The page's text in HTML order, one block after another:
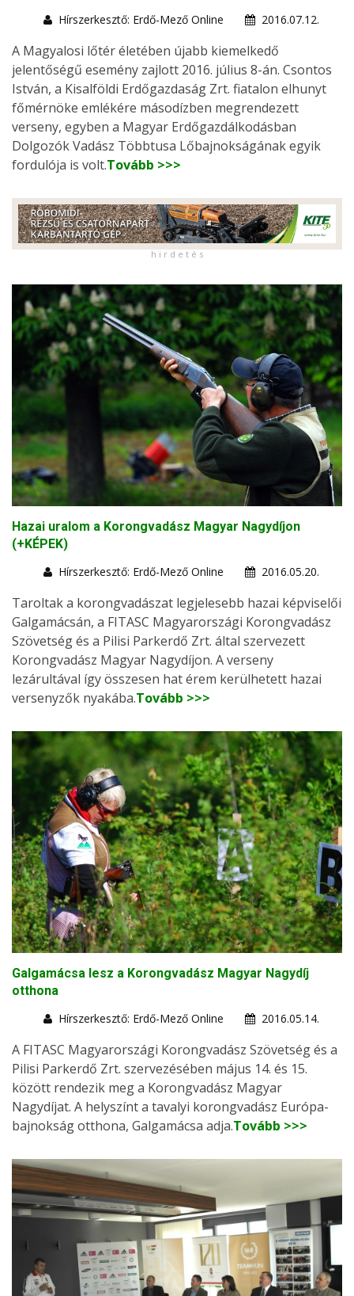
Hírszerkesztő: Erdő-Mező Online
2016.07.12.
A Magyalosi lőtér életében újabb kiemelkedő
jelentőségű esemény zajlott 2016. július 8-án. Csontos
István, a Kisalföldi Erdőgazdaság Zrt. fiatalon elhunyt
főmérnöke emlékére másodízben megrendezett
verseny, egyben a Magyar Erdőgazdálkodásban
Dolgozók Vadász Többtusa Lőbajnokságának egyik
fordulója is volt.Tovább >>>
h i r d e t é s
Hazai uralom a Korongvadász Magyar Nagydíjon
(+KÉPEK)
Hírszerkesztő: Erdő-Mező Online
2016.05.20.
Taroltak a korongvadászat legjelesebb hazai képviselői
Galgamácsán, a FITASC Magyarországi Korongvadász
Szövetség és a Pilisi Parkerdő Zrt. által szervezett
Korongvadász Magyar Nagydíjon. A verseny
lezárultával így összesen hat érem kerülhetett hazai
versenyzők nyakába.Tovább >>>
Galgamácsa lesz a Korongvadász Magyar Nagydíj
otthona
Hírszerkesztő: Erdő-Mező Online
2016.05.14.
A FITASC Magyarországi Korongvadász Szövetség és a
Pilisi Parkerdő Zrt. szervezésében május 14. és 15.
között rendezik meg a Korongvadász Magyar
Nagydíjat. A helyszínt a tavalyi korongvadász Európa-
bajnokság otthona, Galgamácsa adja.Tovább >>>